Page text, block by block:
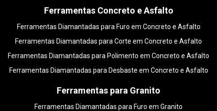
Ferramentas Concreto e Asfalto
Ferramentas Diamantadas para Furo em Concreto e Asfalto
Ferramentas Diamantadas para Corte em Concreto e Asfalto
Ferramentas Diamantadas para Polimento em Concreto e Asfalto
Ferramentas Diamantadas para Desbaste em Concreto e Asfalto
Ferramentas para Granito
Ferramentas Diamantadas para Furo em Granito